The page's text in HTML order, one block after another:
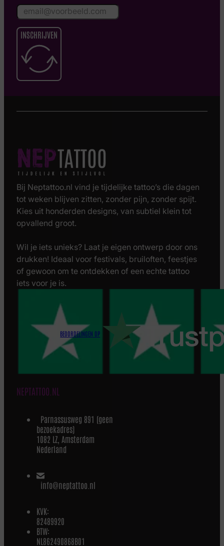
INSCHRIJVEN
Bij Neptattoo.nl vind je tijdelijke tattoo’s die dagen
tot weken blijven zitten, zonder pijn, zonder spijt.
Kies uit honderden designs, van subtiel klein tot
opvallend groot.
Wil je iets unieks? Laat je eigen ontwerp door ons
drukken! Ideaal voor festivals, bruiloften, feestjes
of gewoon om te ontdekken of een echte tattoo
iets voor je is.
BEOORDELINGEN OP
NEPTATTOO.NL
Parnassusweg 891 (geen
bezoekadres)
1082 LZ, Amsterdam
Nederland
info@neptattoo.nl
KVK:
82489920
BTW:
NL862490868B01